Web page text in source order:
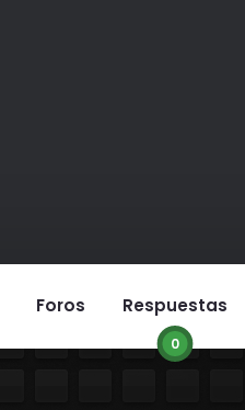
Foros Respuestas
0